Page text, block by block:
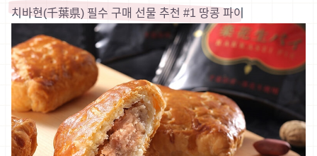
치바현(千葉県) 필수 구매 선물 추천 #1 땅콩 파이